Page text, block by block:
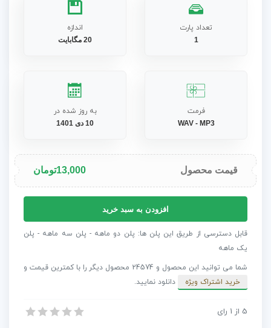
تعداد پارت
1
اندازه
20 مگابایت
فرمت
WAV - MP3
به روز شده در
10 دی 1401
قیمت محصول 13,000تومان
بی
کلام
مخصوص
Motivating
Corporate
افزودن به سبد خرید
قابل دسترسی از طریق این پلن ها: پلن دو ماهه - پلن سه ماهه - پلن
یک ماهه
شما می توانید این محصول و 24574 محصول دیگر را با کمترین قیمت و
خرید اشتراک ویژه
دانلود نمایید.
آهنگ بی کلام مخصوص اسلایدشو تبلیغاتی Motivating Business Corporate
5 از 1 رای